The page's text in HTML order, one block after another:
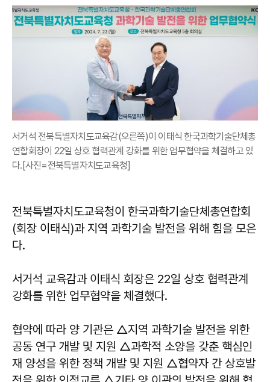
서거석 전북특별자치도교육감(오른쪽)이 이태식 한국과학기술단체총
연합회장이 22일 상호 협력관계 강화를 위한 업무협약을 체결하고 있
다.[사진=전북특별자치도교육청]
전북특별자치도교육청이 한국과학기술단체총연합회
(회장 이태식)과 지역 과학기술 발전을 위해 힘을 모은
다.
서거석 교육감과 이태식 회장은 22일 상호 협력관계
강화를 위한 업무협약을 체결했다.
협약에 따라 양 기관은 △지역 과학기술 발전을 위한
공동 연구 개발 및 지원 △과학적 소양을 갖춘 핵심인
재 양성을 위한 정책 개발 및 지원 △협약자 간 상호발